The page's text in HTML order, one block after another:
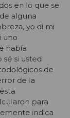
en lo que se
alguna
yo di mi
uno
había
si usted
de
de la
para
indica